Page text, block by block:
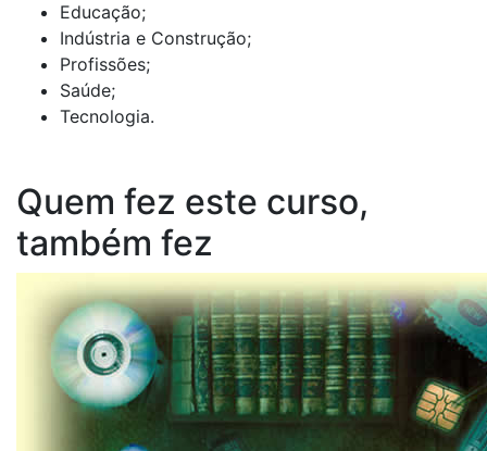
Educação;
Indústria e Construção;
Profissões;
Saúde;
Tecnologia.
Quem fez este curso,
também fez